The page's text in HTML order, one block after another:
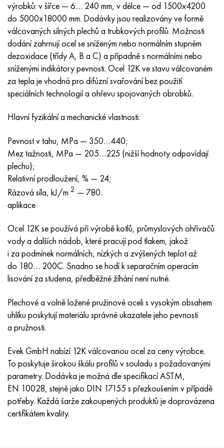
výrobků: v šířce — 6… 240 mm, v délce — od 1500x4200
do 5000x18000 mm. Dodávky jsou realizovány ve formě
válcovaných silných plechů a trubkových profilů. Možnosti
dodání zahrnují ocel se sníženým nebo normálním stupněm
dezoxidace (třídy A, B a C) a případně s normálními nebo
sníženými indikátory pevnosti. Ocel 12K ve stavu válcovaném
za tepla je vhodná pro difúzní svařování bez použití
speciálních technologií a ohřevu spojovaných obrobků.
Hlavní fyzikální a mechanické vlastnosti:
Pevnost v tahu, MPa — 350…440;
Mez tažnosti, MPa — 205…225 (nižší hodnoty odpovídají
plechu);
Relativní prodloužení, % — 24;
Rázová síla, kJ/m 2 — 780.
aplikace
Ocel 12K se používá při výrobě kotlů, průmyslových ohřívačů
vody a dalších nádob, které pracují pod tlakem, jakož
i za podmínek normálních, nízkých a zvýšených teplot až
do 180… 200C. Snadno se hodí k separačním operacím
lisování za studena, předběžné žíhání není nutné.
Plechové a volně ložené pružinové oceli s vysokým obsahem
uhlíku poskytují materiálu správné ukazatele jeho pevnosti
a pružnosti.
Evek GmbH nabízí 12K válcovanou ocel za ceny výrobce.
To poskytuje širokou škálu profilů v souladu s požadovanými
parametry. Dodávka je možná dle specifikací ASTM,
EN 10028, stejně jako DIN 17155 s přezkoušením v případě
potřeby. Každá šarže zakoupených produktů je doprovázena
certifikátem kvality.
Inotherm
incotest
Jette M152
Kobalt 6B
Maraging 300
Maraging 350
MP35N
MP159
Multimet n155
Nicrofer 5923 hMo
Nicrofer 6030
Nitronik 40
Nitronik 50
Nitronic 60
Nitronik 75
47ND
47НХР
49 KF
49K2F, 49K2FA-VI
50 NHS
Slitina 52N
52K12F
56DGNH
68NKhVKTYu
79NM, Magnifer 7904
80NM
80NMV-VI
80 NHS
81HMA
Druhy přesných slitin
HN62VMYUT
HN62MVKYU
HN63 MB
XN65VM
KhN68VKTYU
KhN68VMTYUK-vd
KhN70VMTYu
HN73MBTYu
XN70YU
HN75 MBTYu
XN75TBYu
XN77TYu
XN77TYUR
HN78Т
HN80TBY
VT-35
PT-1M
PT-3V
PT-7M
AT3
3M
TL3
5B
TL5
V 6
TS-6
14 titan
SP -17
40 titan
1.4466 - AISI 310MoLn
Slitina Al6xn
15-7Ph® - 1,4532
PH 13-8 Po - 1,4534
1,4545 - 15-5Ph®
1,4548 - 17-4Ph®
1,4550 - AISI 347
1.4567 - AISI 304Cu
1,4570-aisi303Cu
1.4574 - Slitina PH 15-7 Mo®
1.4580 - AISI 316Cb
1,4597 - AISI 204Cu
Slitina 28 - 1,4563
Slitina 31 - 1,4562
Alloy 254smo® - 1,4547
10X17H13M3T
10X18N18Yu4D
11X11N2V2MF
12Х18Н9Т
15x12vnmf
15H12H2MVFAB
15X16K5N2MVFAB
15X16H2AM
18X11MNFB
18X12VMBFR
20X12VNMF
20H3MMF
21NKMT
37X12N8G8MFB
40X10X2M
2,0872, CuNi10Fe1Mn, Cw352h
Silikonový hliníkový bronz
CW301G, C64200
křemíkový bronz
C65100, CuSi 1,5
Cín-olověný bronz
c92200, CuSn6Zn4Pb2
Červená mosaz
C84400, CuSn2ZnPb
C83600, CuSn5ZnPb
45G2, 45g2, AISI 1144
Legovaná konstrukční ocel
10g2, 10g2, AISI 1513
12X2H4A, 15NiCr13, 1,5752
20XH3A, AISI 4320, 20hn3a
20HM, 24CrMo5, 20hm
25KhGM, 20CrMo5, 1,7264
30X, AISI 5130, 30h
30hgs, 30hgs
30hgsa, 30hgsa
30hgsn2a, 30hgsna
30xn2ma, 30CrNiMo8
30хн3а, 31nicr14
34khn3ma, 36NiCrMo16, 35NiCrMo16
35hgs, 35hgs
Р6М5, 1.3343, hs6-5-2, sw7m
Р6М5К5, 1,3243, hs6-5-2-5
R6M5F3, 1,3344, hs6-5-3
Р9М4К8,1,3207
Uhlíková ocel
У10,1.1645, C105W1
11G12, 110G13L, X120Mn12